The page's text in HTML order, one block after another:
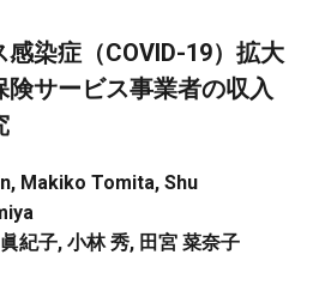
染症（COVID-19）拡大
サービス事業者の収入
Makiko Tomita, Shu
紀子, 小林 秀, 田宮 菜奈子